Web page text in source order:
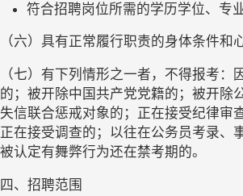
符合招聘岗位所需的学历学位、专
（六）具有正常履行职责的身体条件和
（七）有下列情形之一者，不得报考：
的；被开除中国共产党党籍的；被开除
失信联合惩戒对象的；正在接受纪律审
正在接受调查的；以往在公务员考录、
被认定有舞弊行为还在禁考期的。
四、招聘范围